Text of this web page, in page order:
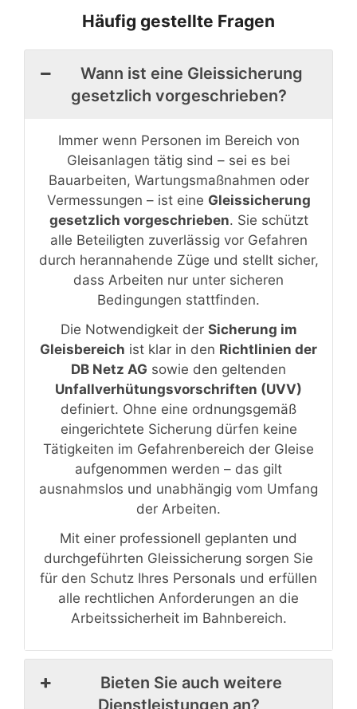
Häufig gestellte Fragen
Wann ist eine Gleissicherung
gesetzlich vorgeschrieben?
Immer wenn Personen im Bereich von
Gleisanlagen tätig sind – sei es bei
Bauarbeiten, Wartungsmaßnahmen oder
Vermessungen – ist eine Gleissicherung
gesetzlich vorgeschrieben. Sie schützt
alle Beteiligten zuverlässig vor Gefahren
durch herannahende Züge und stellt sicher,
dass Arbeiten nur unter sicheren
Bedingungen stattfinden.
Die Notwendigkeit der Sicherung im
Gleisbereich ist klar in den Richtlinien der
DB Netz AG sowie den geltenden
Unfallverhütungsvorschriften (UVV)
definiert. Ohne eine ordnungsgemäß
eingerichtete Sicherung dürfen keine
Tätigkeiten im Gefahrenbereich der Gleise
aufgenommen werden – das gilt
ausnahmslos und unabhängig vom Umfang
der Arbeiten.
Mit einer professionell geplanten und
durchgeführten Gleissicherung sorgen Sie
für den Schutz Ihres Personals und erfüllen
alle rechtlichen Anforderungen an die
Arbeitssicherheit im Bahnbereich.
Bieten Sie auch weitere
Dienstleistungen an?